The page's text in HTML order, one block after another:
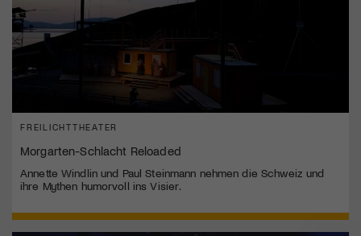
FREILICHTTHEATER
Morgarten-Schlacht Reloaded
Annette Windlin und Paul Steinmann nehmen die Schweiz und
ihre Mythen humorvoll ins Visier.